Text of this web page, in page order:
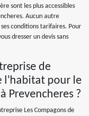
sont les plus accessibles
Aucun autre
conditions tarifaires. Pour
dresser un devis sans
de
l'habitat pour le
Prevencheres ?
Les Compagons de